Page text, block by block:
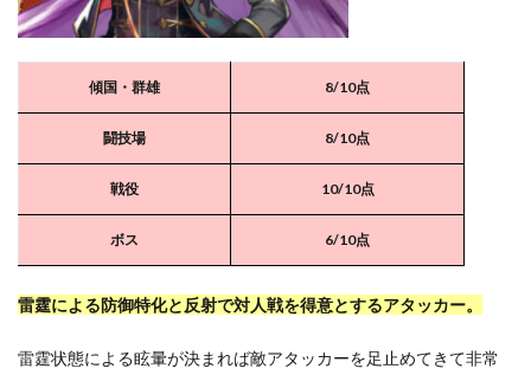
傾国・群雄 8/10点
闘技場 8/10点
戦役 10/10点
ボス 6/10点
雷霆による防御特化と反射で対人戦を得意とするアタッカー。
雷霆状態による眩暈が決まれば敵アタッカーを足止めてきて非常